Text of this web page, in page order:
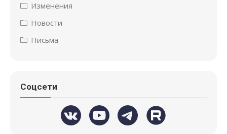
Изменения
Новости
Письма
Соцсети